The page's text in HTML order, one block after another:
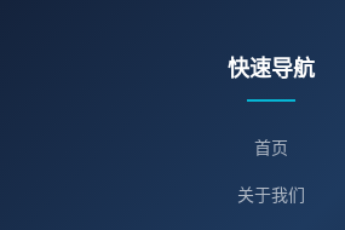
快速导航
首页
关于我们